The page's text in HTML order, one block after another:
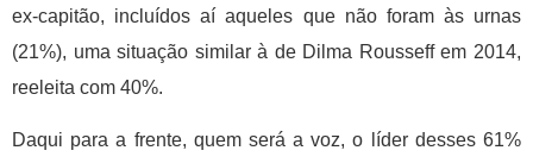
ex-capitão, incluídos aí aqueles que não foram às urnas
(21%), uma situação similar à de Dilma Rousseff em 2014,
reeleita com 40%.
Daqui para a frente, quem será a voz, o líder desses 61%